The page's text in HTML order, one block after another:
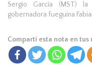
Sergio García (MST)
gobernadora fueguina
Compartí esta nota en tus